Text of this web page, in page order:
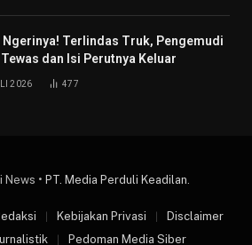
Ngerinya! Terlindas Truk, Pengemudi
dan Isi Perutnya Keluar
2026 477
• PT. Media Perduli Keadilan
Kebijakan Privasi
Disclaimer
Pedoman Media Siber